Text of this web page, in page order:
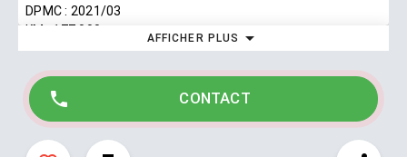
DPMC : 2021/03
KM : 177.000
DISPO A LA SOUKRA ARIANA
AFFICHER PLUS
CONTACT